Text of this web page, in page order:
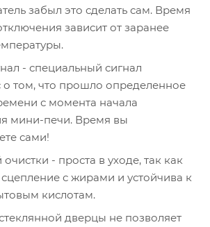
забыл это сделать сам. Время
зависит от заранее
- специальный сигнал
о том, что прошло определенное
с момента начала
мини-печи. Время вы
сами!
- проста в уходе, так как
с жирами и устойчива к
кислотам.
дверцы не позволяет